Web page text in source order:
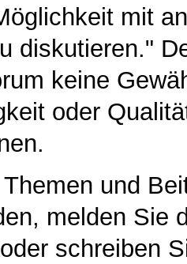
mit
diskutieren."
keine
oder
und
melden Sie
schreiben